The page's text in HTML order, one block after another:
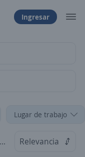
Ingresar
Lugar de trabajo
Relevancia